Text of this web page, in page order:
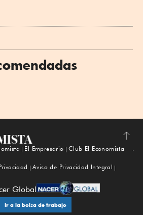
Subir
El Empresario
Club El Economista
Aviso de Privacidad Integral
Global
Ir a la bolsa de trabajo